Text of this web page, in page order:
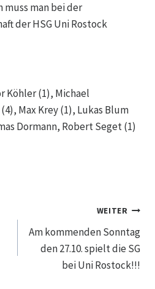
muss man bei der
der HSG Uni Rostock
Köhler (1), Michael
Max Krey (1), Lukas Blum
Dormann, Robert Seget (1)
WEITER
Am kommenden Sonntag
den 27.10. spielt die SG
bei Uni Rostock!!!